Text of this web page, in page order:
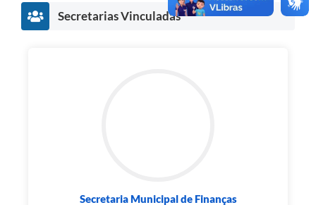
Secretarias Vinculadas
Secretaria Municipal de Finanças